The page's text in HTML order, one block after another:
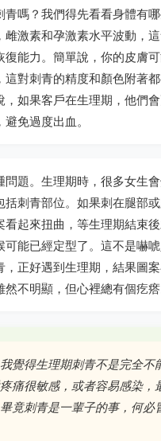
青嗎？我們得先看看身體有
雌激素和孕激素水平波動，
復能力。簡單說，你的皮膚
這對刺青的精度和顏色附著
，如果客戶在生理期，他們
免過度出血。
問題。生理期時，很多女生
刺青部位。如果刺在腿部或
看起來扭曲，等生理期結束
可能已經定型了。這不是嚇
，正好遇到生理期，結果圖
不明顯，但心裡總有個疙瘩
覺得生理期刺青不是完全不
痛很敏感，或者容易感染，
竟刺青是一輩子的事，何必